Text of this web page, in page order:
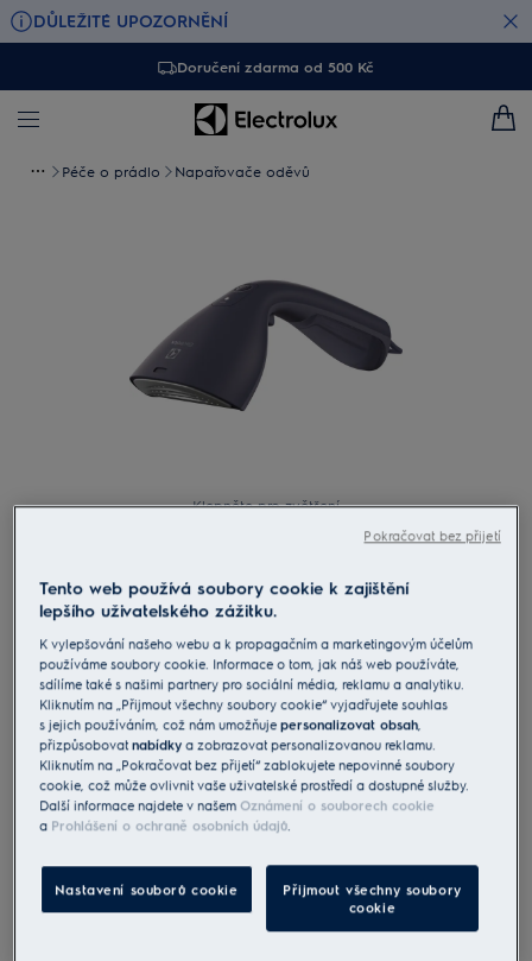
DŮLEŽITÉ UPOZORNĚNÍ
Doručení zdarma od 500 Kč
Péče o prádlo Napařovače oděvů
Klepněte pro zvětšení
E7HS1-4MN
Napařovač oděvů Refine 700
4.7 (49)
Benefity
Snadný a pohodlný způsob, jak osvěžit oblečení a zbavit ho záhybů.
Navíc nepotřebujete žehlicí prkno, své oblečení můžete napařit přímo
na věšáku.
Refine 700 má vyhřívanou žehlicí plochu pro napařování, díky které
se okamžitě zbavíte záhybů.
Rychlý a snadný způsob, jak osvěžit oblečení mezi jednotlivými
Tento web používá soubory cookie k zajištění
lepšího uživatelského zážitku.
K vylepšování našeho webu a k propagačním a marketingovým účelům
používáme soubory cookie. Informace o tom, jak náš web používáte,
sdílíme také s našimi partnery pro sociální média, reklamu a analytiku.
Kliknutím na „Přijmout všechny soubory cookie“ vyjadřujete souhlas
s jejich používáním, což nám umožňujepersonalizovat obsah
přizpůsobovatnabídky a zobrazovat personalizovanou reklamu.
Kliknutím na „Pokračovat bez přijetí“ zablokujete nepovinné soubory
cookie, což může ovlivnit vaše uživatelské prostředí a dostupné služby.
Další informace najdete v našemOznámení o souborech cookie
a Prohlášení o ochraně osobních údajů
Nastavení souborů cookie
Přijmout všechny soubory
cookie
Pokračovat bez přijetí